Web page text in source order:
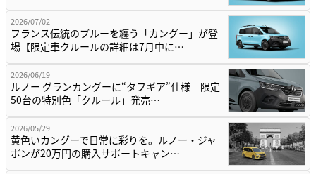
2026/07/02
フランス伝統のブルーを纏う「カングー」が登
場【限定車クルールの詳細は7月中に…
2026/06/19
ルノー グランカングーに“タフギア”仕様 限定
50台の特別色「クルール」発売…
2026/05/29
黄色いカングーで日常に彩りを。ルノー・ジャ
ポンが20万円の購入サポートキャン…